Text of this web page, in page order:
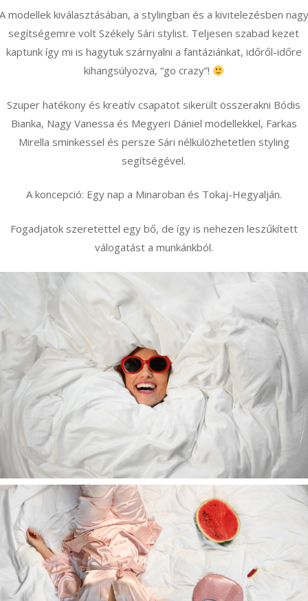
modellek kiválasztásában, a stylingban és a kivitelezésben nagy
segítségemre volt Székely Sári stylist. Teljesen szabad kezet
kaptunk így mi is hagytuk szárnyalni a fantáziánkat, időről-időre
kihangsúlyozva, “go crazy”!
Szuper hatékony és kreatív csapatot sikerült összerakni Bódis
Bianka, Nagy Vanessa és Megyeri Dániel modellekkel, Farkas
Mirella sminkessel és persze Sári nélkülözhetetlen styling
segítségével.
A koncepció: Egy nap a Minaroban és Tokaj-Hegyalján.
Fogadjatok szeretettel egy bő, de így is nehezen leszűkített
válogatást a munkánkból.